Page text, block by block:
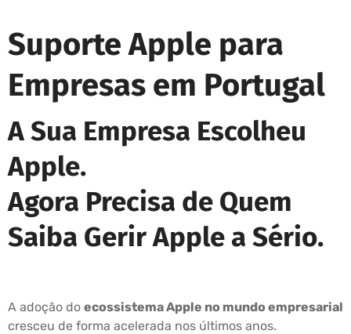
Suporte Apple para
Empresas em Portugal
A Sua Empresa Escolheu
Apple.
Agora Precisa de Quem
Saiba Gerir Apple a Sério.
A adoção do ecossistema Apple no mundo empresarial
cresceu de forma acelerada nos últimos anos.